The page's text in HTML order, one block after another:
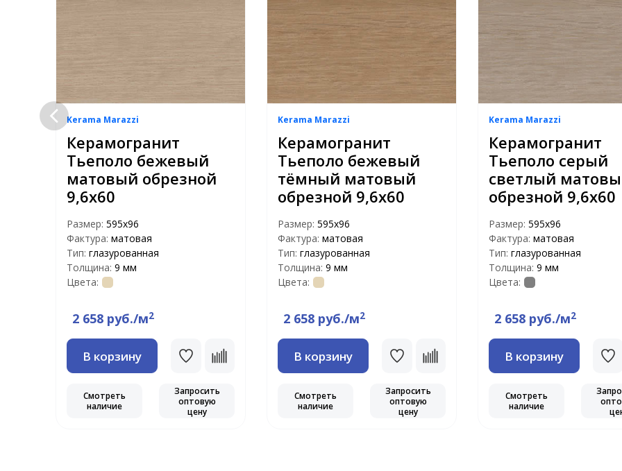
Kerama Marazzi
Керамогранит
Тьеполо бежевый
матовый обрезной
9,6х60
Размер: 595х96
Фактура: матовая
Тип: глазурованная
Толщина: 9 мм
Цвета:
2 658 руб./м2
В корзину
Смотреть
наличие
Запросить
оптовую
цену
Kerama Marazzi
Керамогранит
Тьеполо бежевый
тёмный матовый
обрезной 9,6х60
Размер: 595х96
Фактура: матовая
Тип: глазурованная
Толщина: 9 мм
Цвета:
2 658 руб./м2
В корзину
Смотреть
наличие
Запросить
оптовую
цену
Kerama Marazzi
Керамогранит
Тьеполо серый
светлый
обрезной 9,6х60
Размер: 595х96
Фактура: матовая
Тип: глазурованная
Толщина: 9 мм
Цвета:
2 658 руб./м2
В корзину
Смотреть
наличие